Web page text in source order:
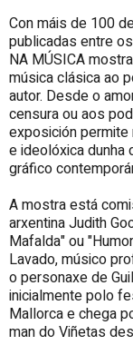
Con máis de 100
publicadas entre
NA MÚSICA
música clásica ao
autor. Desde o
censura ou aos
exposición
e ideolóxica
gráfico
A mostra está
arxentina Judith
Mafalda" ou "
Lavado, músico
o personaxe de
inicialmente polo
Mallorca e chega
man doViñetas